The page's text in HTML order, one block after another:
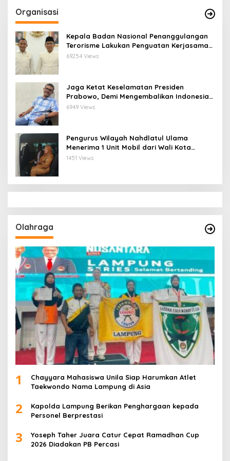
Organisasi
Kepala Badan Nasional Penanggulangan
Terorisme Lakukan Penguatan Kerjasama
Ketua Pengurus Besar Nahdlatul Ulama
69254 Views
Jaga Ketat Keselamatan Presiden
Prabowo, Demi Mengembalikan Indonesia
Menjadi Macan Asia
6949 Views
Pengurus Wilayah Nahdlatul Ulama
Menerima 1 Unit Mobil dari Wali Kota
Bandar Lampung
1451 Views
Olahraga
1
Chayyara Mahasiswa Unila Siap Harumkan Atlet
Taekwondo Nama Lampung di Asia
2
Kapolda Lampung Berikan Penghargaan kepada
Personel Berprestasi
3
Yoseph Taher Juara Catur Cepat Ramadhan Cup
2026 Diadakan PB Percasi